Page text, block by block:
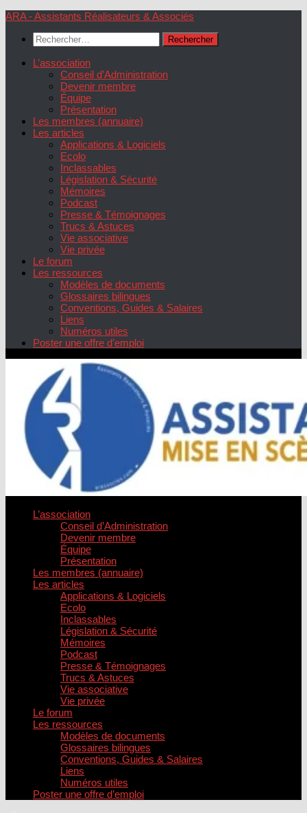
Skip
content
ARA - Assistants Réalisateurs & Associés
Rechercher :
L’association
Conseil d’Administration
Devenir membre
Équipe
Présentation
Les membres (annuaire)
Les articles
Applications & Logiciels
Ecolo
Inclassables
Législation & Sécurité
Mémoires
Podcast
Presse & Témoignages
Trucs & Astuces
Vie associative
Vie privée
Le forum
Les ressources
Modèles de documents
Glossaires bilingues
Conventions, Guides & Salaires
Liens
Numéros utiles
Poster une offre d’emploi
L’association
Conseil d’Administration
Devenir membre
Équipe
Présentation
Les membres (annuaire)
Les articles
Applications & Logiciels
Ecolo
Inclassables
Législation & Sécurité
Mémoires
Podcast
Presse & Témoignages
Trucs & Astuces
Vie associative
Vie privée
Le forum
Les ressources
Modèles de documents
Glossaires bilingues
Conventions, Guides & Salaires
Liens
Numéros utiles
Poster une offre d’emploi